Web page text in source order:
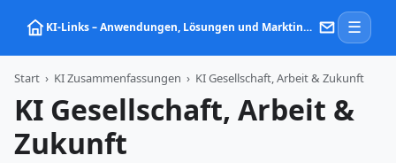
KI‑Links – Anwendungen, Lösungen und Marktinformationen zu Künstlicher Intelligenz ☰
Start › KI Zusammenfassungen › KI Gesellschaft, Arbeit & Zukunft
KI Gesellschaft, Arbeit &
Zukunft